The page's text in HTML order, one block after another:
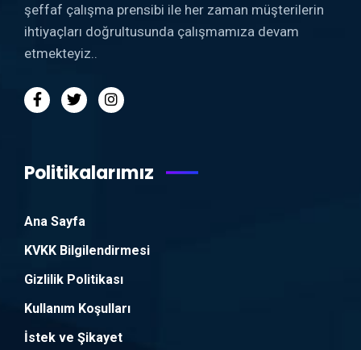
şeffaf çalışma prensibi ile her zaman müşterilerin
ihtiyaçları doğrultusunda çalışmamıza devam
etmekteyiz..
Politikalarımız
Ana Sayfa
KVKK Bilgilendirmesi
Gizlilik Politikası
Kullanım Koşulları
İstek ve Şikayet